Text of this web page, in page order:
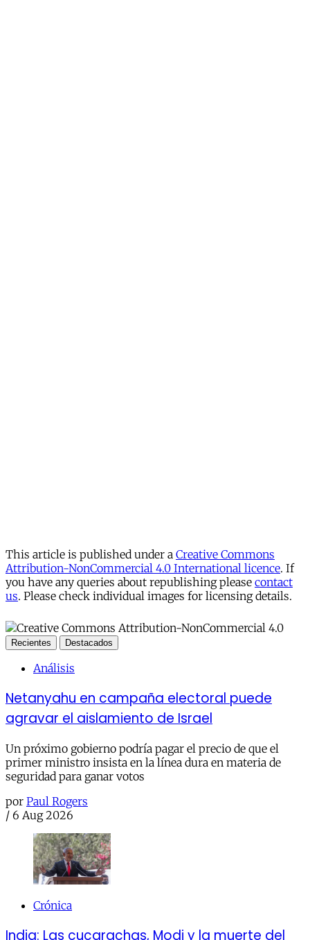
This article is published under a Creative Commons
Attribution-NonCommercial 4.0 International licence. If
you have any queries about republishing please contact
us. Please check individual images for licensing details.
Recientes Destacados
Análisis
Netanyahu en campaña electoral puede
agravar el aislamiento de Israel
Un próximo gobierno podría pagar el precio de que el
primer ministro insista en la línea dura en materia de
seguridad para ganar votos
por Paul Rogers
/ 6 Aug 2026
Crónica
India: Las cucarachas, Modi y la muerte del